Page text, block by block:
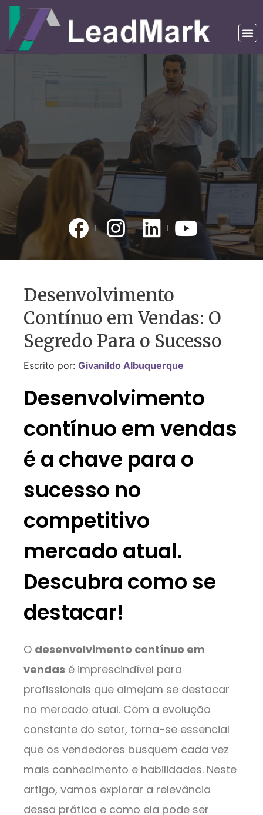
Desenvolvimento
Contínuo em Vendas: O
Segredo Para o Sucesso
Escrito por: Givanildo Albuquerque
Desenvolvimento
contínuo em vendas
é a chave para o
sucesso no
competitivo
mercado atual.
Descubra como se
destacar!
O desenvolvimento contínuo em
vendas é imprescindível para
profissionais que almejam se destacar
no mercado atual. Com a evolução
constante do setor, torna-se essencial
que os vendedores busquem cada vez
mais conhecimento e habilidades. Neste
artigo, vamos explorar a relevância
dessa prática e como ela pode ser